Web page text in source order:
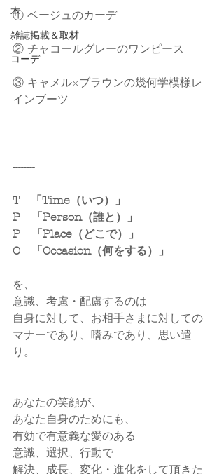
本
雑誌掲載＆取材
コーデ
① ベージュのカーデ
② チャコールグレーのワンピース
③ キャメル×ブラウンの幾何学模様レ
インブーツ
--------
T　「Time（いつ）」
P　「Person（誰と）」
P　「Place（どこで）」
O　「Occasion（何をする）」
を、
意識、考慮・配慮するのは
自身に対して、お相手さまに対しての
マナーであり、嗜みであり、思い遣
り。
あなたの笑顔が、
あなた自身のためにも、
有効で有意義な愛のある
意識、選択、行動で
解決、成長、変化・進化をして頂きた